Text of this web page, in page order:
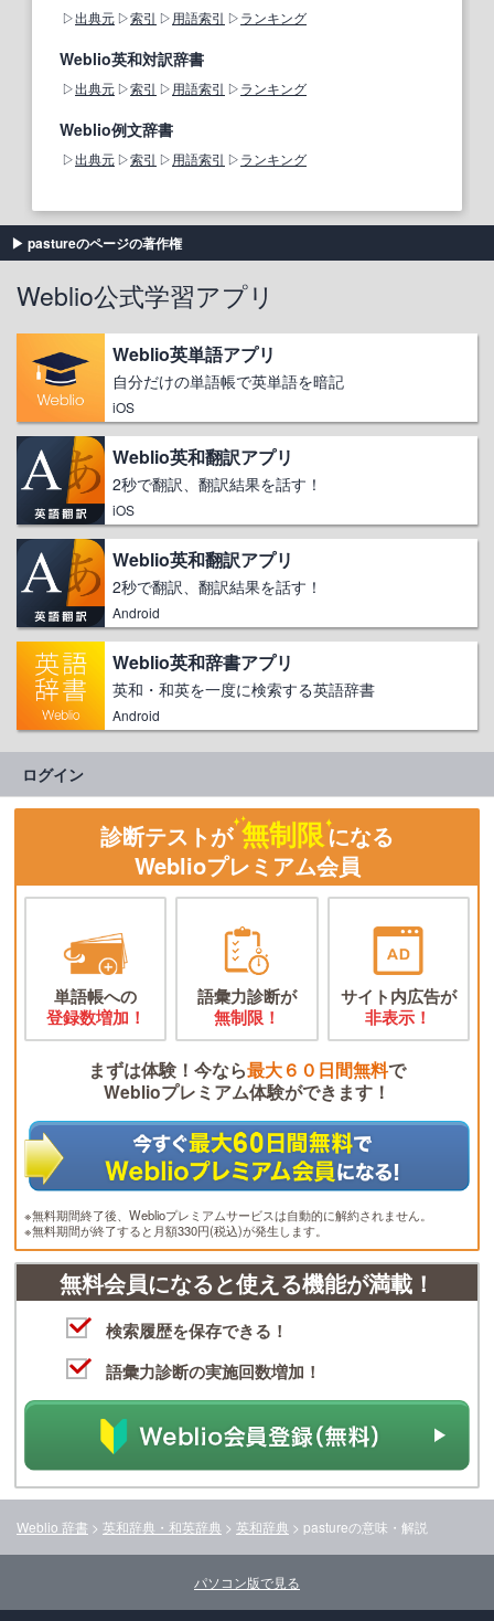
出典元 索引 用語索引 ランキング
Weblio英和対訳辞書
出典元 索引 用語索引 ランキング
Weblio例文辞書
出典元 索引 用語索引 ランキング
pastureのページの著作権
Weblio公式学習アプリ
Weblio英単語アプリ
自分だけの単語帳で英単語を暗記
iOS
Weblio英和翻訳アプリ
2秒で翻訳、翻訳結果を話す！
iOS
Weblio英和翻訳アプリ
2秒で翻訳、翻訳結果を話す！
Android
Weblio英和辞書アプリ
英和・和英を一度に検索する英語辞書
Android
ログイン
診断テストが 無制限になる
Weblioプレミアム会員
単語帳への
登録数増加！
語彙力診断が
無制限！
サイト内広告が
非表示！
まずは体験！今なら最大６０日間無料で
Weblioプレミアム体験ができます！
※無料期間終了後、Weblioプレミアムサービスは自動的に解約されません。
※無料期間が終了すると月額330円(税込)が発生します。
無料会員になると使える機能が満載！
検索履歴を保存できる！
語彙力診断の実施回数増加！
Weblio 辞書 > 英和辞典・和英辞典 > 英和辞典 > pastureの意味・解説
パソコン版で見る